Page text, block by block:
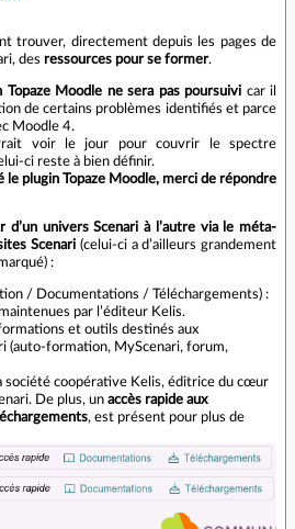
trouver, directement depuis les pages de
des ressources pour se former.
Moodle ne sera pas poursuivi car il
de certains problèmes identifiés et parce
Moodle 4.
voir le jour pour couvrir le spectre
ci reste à bien définir.
le plugin Topaze Moodle, merci de répondre
d’un univers Scenari à l’autre via le méta-
Scenari (celui-ci a d’ailleurs grandement
:
/ Documentations / Téléchargements) :
par l’éditeur Kelis.
et outils destinés aux
(auto-formation, MyScenari, forum,
société coopérative Kelis, éditrice du cœur
De plus, un accès rapide aux
, est présent pour plus de